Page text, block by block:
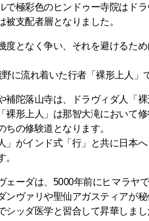
で極彩色のヒンドゥー寺院はド
支配者層となりました。
度となく争い、それを避けるた
に流れ着いた行者「裸形上人」
補陀落山寺は、ドラヴィダ人「
裸形上人」は那智大滝において
の修験道となります。
」がインド式「行」と共に日本
ェーダは、5000年前にヒマラヤ
ンヴァリや聖仙アガスティアが
シッダ医学と習合して昇華しま